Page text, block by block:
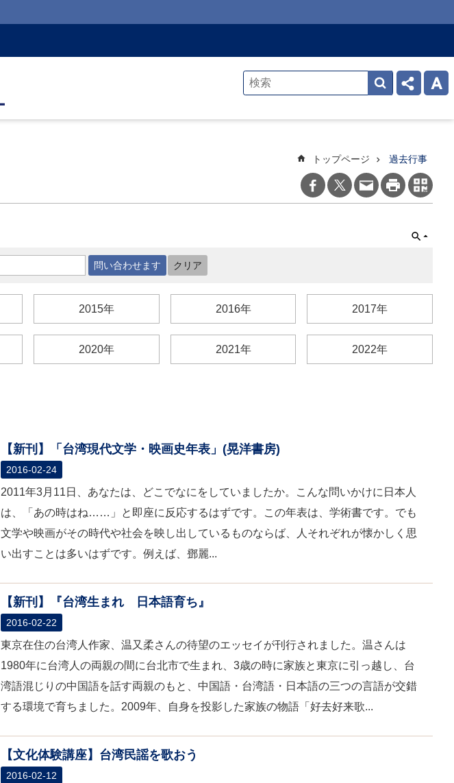
トップページ 過去行事
2015年 2016年 2017年
2020年 2021年 2022年
【新刊】「台湾現代文学・映画史年表」(晃洋書房)
2016-02-24
2011年3月11日、あなたは、どこでなにをしていましたか。こんな問いかけに日本人
は、「あの時はね……」と即座に反応するはずです。この年表は、学術書です。でも
文学や映画がその時代や社会を映し出しているものならば、人それぞれが懐かしく思
い出すことは多いはずです。例えば、鄧麗...
【新刊】『台湾生まれ 日本語育ち』
2016-02-22
東京在住の台湾人作家、温又柔さんの待望のエッセイが刊行されました。温さんは
1980年に台湾人の両親の間に台北市で生まれ、3歳の時に家族と東京に引っ越し、台
湾語混じりの中国語を話す両親のもと、中国語・台湾語・日本語の三つの言語が交錯
する環境で育ちました。2009年、自身を投影した家族の物語「好去好来歌...
【文化体験講座】台湾民謡を歌おう
2016-02-12